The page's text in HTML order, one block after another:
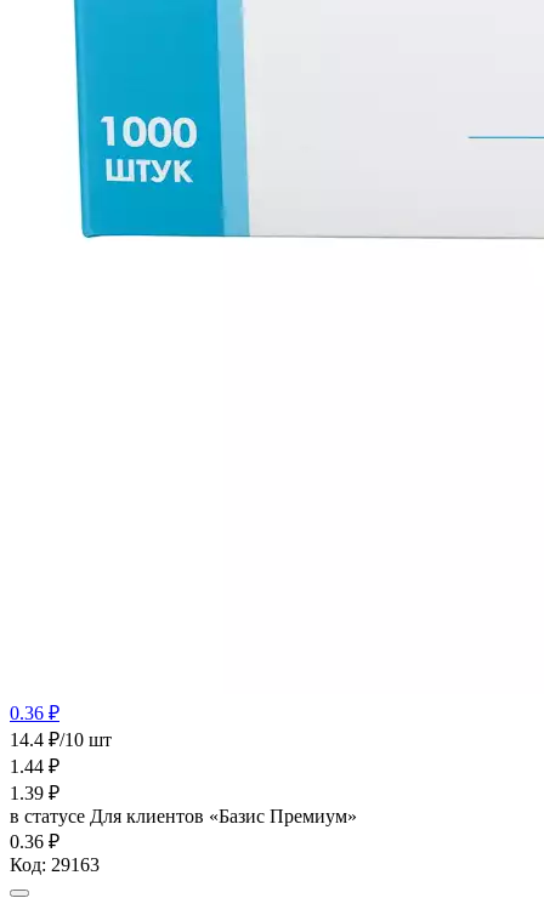
0.36 ₽
14.4 ₽/10 шт
1.44 ₽
1.39 ₽
в статусе Для клиентов «Базис Премиум»
0.36 ₽
Код: 29163